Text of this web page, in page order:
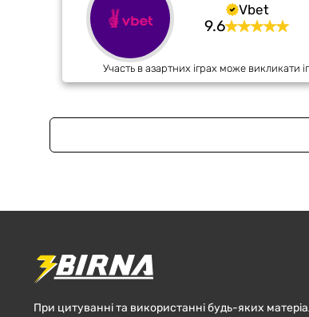
Vbet
9.6
Участь в азартних іграх може викликати
При цитуванні та використанні будь-яких